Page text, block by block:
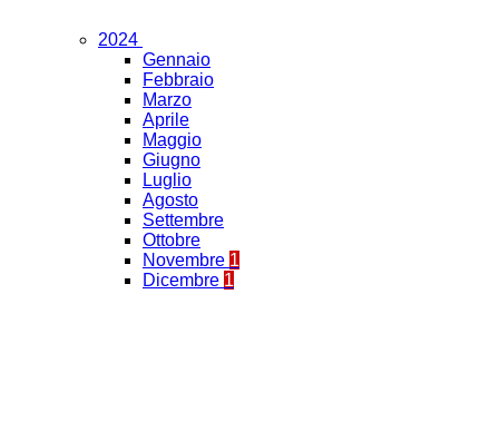
2024
Gennaio
Febbraio
Marzo
Aprile
Maggio
Giugno
Luglio
Agosto
Settembre
Ottobre
Novembre 1
Dicembre 1